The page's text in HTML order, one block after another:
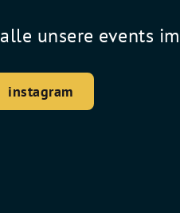
alle unsere events
instagram